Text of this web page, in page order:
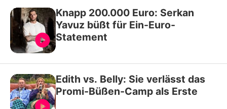
Knapp 200.000 Euro: Serkan
Yavuz büßt für Ein-Euro-
Statement
Edith vs. Belly: Sie verlässt das
Promi-Büßen-Camp als Erste